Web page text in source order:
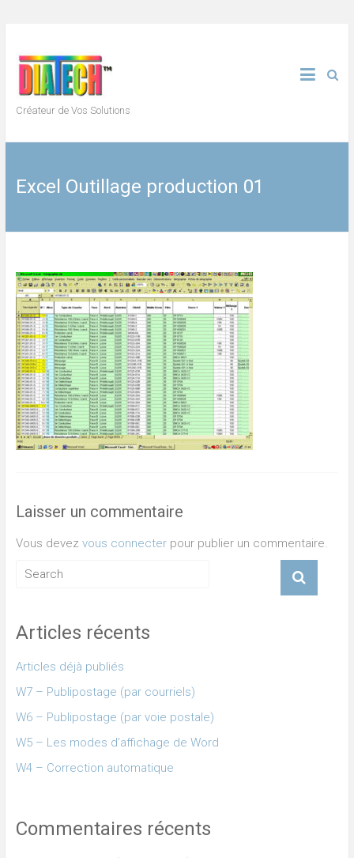
content
Créateur de Vos Solutions
Excel Outillage production 01
Laisser un commentaire
Vous devez vous connecterpour publier un commentaire.
Articles récents
Articles déjà publiés
W7 – Publipostage (par courriels)
W6 – Publipostage (par voie postale)
W5 – Les modes d’affichage de Word
W4 – Correction automatique
Commentaires récents